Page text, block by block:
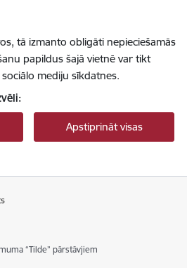
tā izmanto obligāti nepieciešamās
papildus šajā vietnē var tikt
mediju sīkdatnes.
Apstiprināt visas
“Tilde” pārstāvjiem